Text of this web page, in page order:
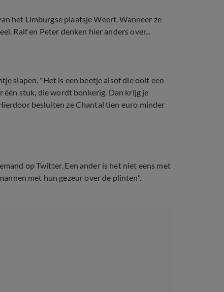
het Limburgse plaatsje Weert. Wanneer ze
Ralf en Peter denken hier anders over...
slapen. "Het is een beetje alsof die ooit een
één stuk, die wordt bonkerig. Dan krijg je
besluiten ze Chantal tien euro minder
op Twitter. Een ander is het niet eens met
met hun gezeur over de plinten".